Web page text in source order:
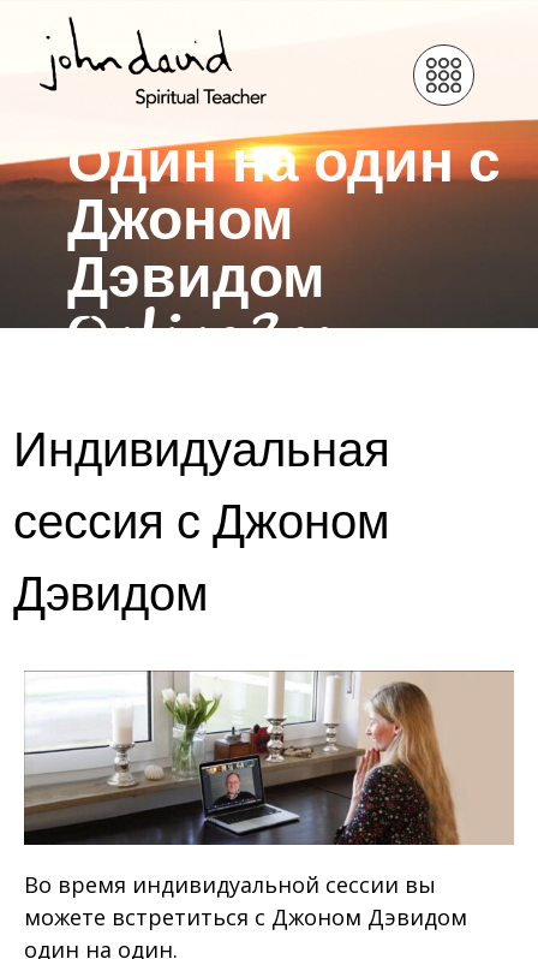
Один на один с
Джоном
Дэвидом
Online Zoom
Индивидуальная
сессия с Джоном
Дэвидом
Во время индивидуальной сессии вы
можете встретиться с Джоном Дэвидом
один на один.